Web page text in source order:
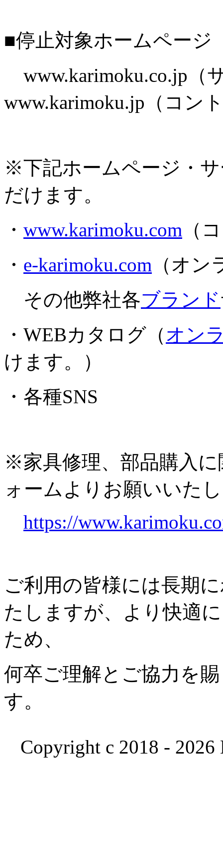
■停止対象ホームページ
www.karimoku.co.jp（
www.karimoku.jp（コン
※下記ホームページ・
だけます。
・ www.karimoku.com （
・ e-karimoku.com （オ
その他弊社各ブランド
・WEBカタログ（オン
けます。）
・各種SNS
※家具修理、部品購入
ォームよりお願いいた
https://
ご利用の皆様には長期
たしますが、より快適
ため、
何卒ご理解とご協力を
す。
Copyright c 2018 -